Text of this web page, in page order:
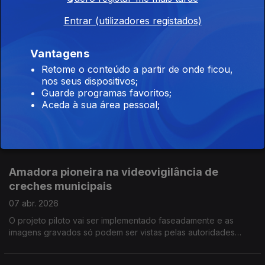
memórias de ferroviários e mineiros tudo para atrair mais
Lafões. Por Paula Véran
10 ME para recuperar os rios Mondego e
Zêzere
15 abr. 2026
Beira. Por Paula Véran
Amadora pioneira na videovigilância de
creches municipais
07 abr. 2026
O projeto piloto vai ser implementado faseadamente e as
imagens gravados só podem ser vistas pelas autoridades
Entrar (utilizadores registados)
Vantagens
Retome o conteúdo a partir de onde ficou,
nos seus dispositivos;
Guarde programas favoritos;
Aceda à sua área pessoal;